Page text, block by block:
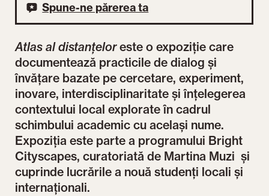
Atlas al distanțeloreste o expoziție care
documentează practicile de dialog și
învățare bazate pe cercetare, experiment,
inovare, interdisciplinaritate și înțelegerea
contextului local explorate în cadrul
schimbului academic cu același nume.
Expoziția este parte a programului Bright
Cityscapes, curatoriată de Martina Muzi și
cuprinde lucrările a nouă studenți locali și
internaționali.
Spune-ne părerea ta